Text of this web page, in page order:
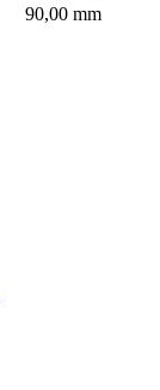
90,00 mm